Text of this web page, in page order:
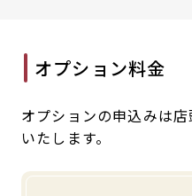
オプション料金
オプションの申込みは
いたします。